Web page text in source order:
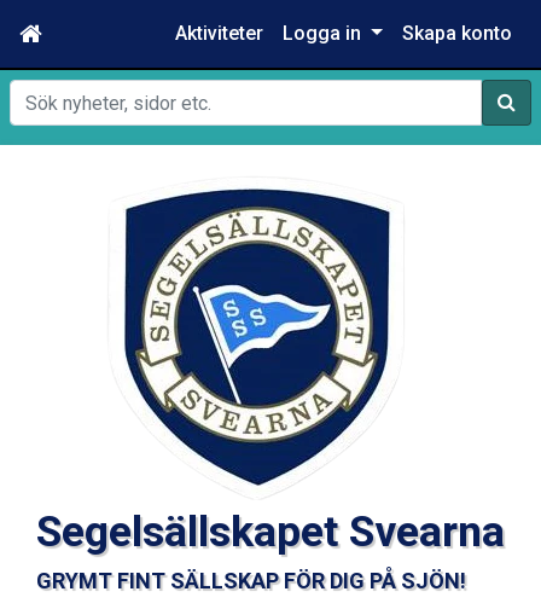
Aktiviteter Logga in Skapa konto
Sök
Segelsällskapet Svearna
GRYMT FINT SÄLLSKAP FÖR DIG PÅ SJÖN!